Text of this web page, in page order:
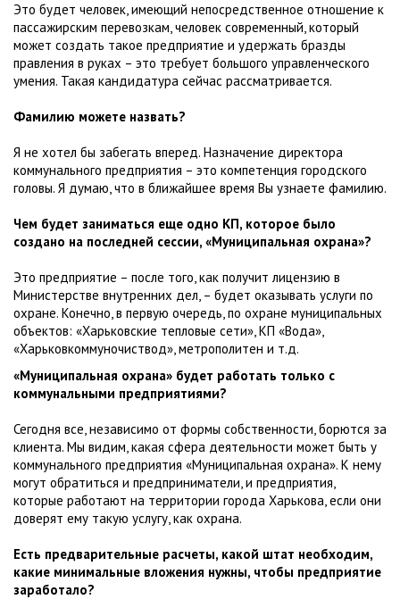
Это будет человек, имеющий непосредственное отношение к
пассажирским перевозкам, человек современный, который
может создать такое предприятие и удержать бразды
правления в руках – это требует большого управленческого
умения. Такая кандидатура сейчас рассматривается.
Фамилию можете назвать?
Я не хотел бы забегать вперед. Назначение директора
коммунального предприятия – это компетенция городского
головы. Я думаю, что в ближайшее время Вы узнаете фамилию.
Чем будет заниматься еще одно КП, которое было
создано на последней сессии, «Муниципальная охрана»?
Это предприятие – после того, как получит лицензию в
Министерстве внутренних дел, – будет оказывать услуги по
охране. Конечно, в первую очередь, по охране муниципальных
объектов: «Харьковские тепловые сети», КП «Вода»,
«Харьковкоммуночиствод», метрополитен и т.д.
«Муниципальная охрана» будет работать только с
коммунальными предприятиями?
Сегодня все, независимо от формы собственности, борются за
клиента. Мы видим, какая сфера деятельности может быть у
коммунального предприятия «Муниципальная охрана». К нему
могут обратиться и предприниматели, и предприятия,
которые работают на территории города Харькова, если они
доверят ему такую услугу, как охрана.
Есть предварительные расчеты, какой штат необходим,
какие минимальные вложения нужны, чтобы предприятие
заработало?